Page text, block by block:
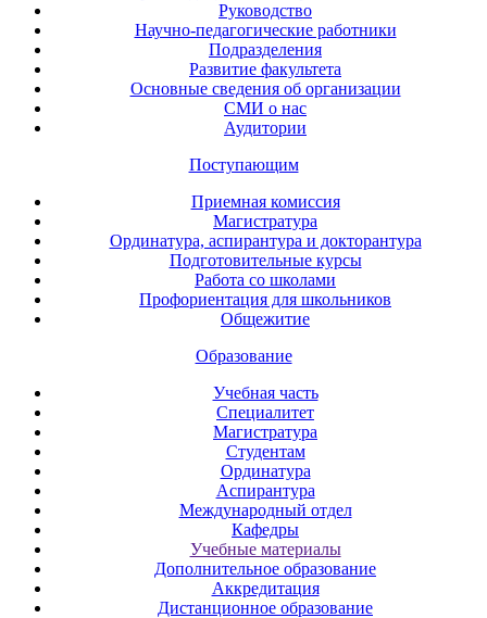
Руководство
Научно-педагогические работники
Подразделения
Развитие факультета
Основные сведения об организации
СМИ о нас
Аудитории
Поступающим
Приемная комиссия
Магистратура
Ординатура, аспирантура и докторантура
Подготовительные курсы
Работа со школами
Профориентация для школьников
Общежитие
Образование
Учебная часть
Специалитет
Магистратура
Студентам
Ординатура
Аспирантура
Международный отдел
Кафедры
Учебные материалы
Дополнительное образование
Аккредитация
Дистанционное образование